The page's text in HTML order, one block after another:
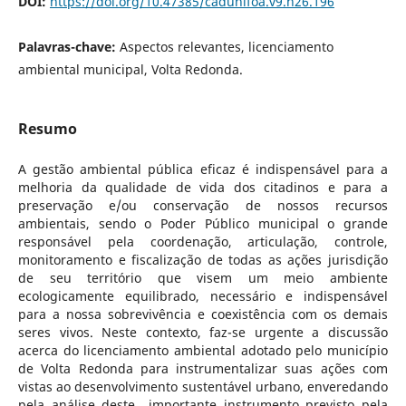
Palavras-chave: Aspectos relevantes, licenciamento
ambiental municipal, Volta Redonda.
Resumo
A gestão ambiental pública eficaz é indispensável para a
melhoria da qualidade de vida dos citadinos e para a
preservação e/ou conservação de nossos recursos
ambientais, sendo o Poder Público municipal o grande
responsável pela coordenação, articulação, controle,
monitoramento e fiscalização de todas as ações jurisdição
de seu território que visem um meio ambiente
ecologicamente equilibrado, necessário e indispensável
para a nossa sobrevivência e coexistência com os demais
seres vivos. Neste contexto, faz-se urgente a discussão
acerca do licenciamento ambiental adotado pelo município
de Volta Redonda para instrumentalizar suas ações com
vistas ao desenvolvimento sustentável urbano, enveredando